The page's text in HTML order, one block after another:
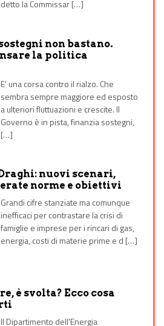
detto la Commissar […]
non bastano.
la politica
E’ una corsa contro il rialzo. Che
sembra sempre maggiore ed esposto
a ulteriori fluttuazioni e crescite. Il
Governo è in pista, finanzia sostegni,
[…]
nuovi scenari,
norme e obiettivi
Grandi cifre stanziate ma comunque
inefficaci per contrastare la crisi di
famiglie e imprese per i rincari di gas,
energia, costi di materie prime e d […]
è svolta? Ecco cosa
Il Dipartimento dell'Energia